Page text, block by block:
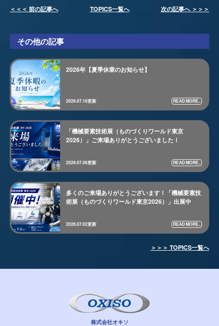
＜＜＜ 前の記事へ TOPICS一覧へ 次の記事へ ＞＞＞
その他の記事
2026年【夏季休業のお知らせ】
2026.07.16更新 READ MORE..
「機械要素技術展（ものづくりワールド東京
2026）」ご来場ありがとうございました！
2026.07.06更新 READ MORE..
多くのご来場ありがとうございます！「機械要素技
術展（ものづくりワールド東京2026）」出展中
2026.07.02更新 READ MORE..
＞＞＞ TOPICS一覧へ
株式会社オキソ